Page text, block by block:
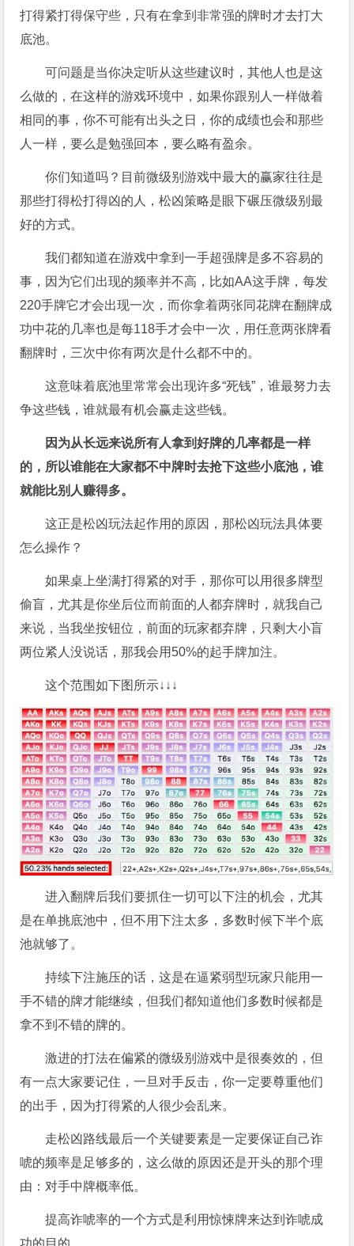
打得紧打得保守些，只有在拿到非常强的牌时才去打大
底池。
可问题是当你决定听从这些建议时，其他人也是这
么做的，在这样的游戏环境中，如果你跟别人一样做着
相同的事，你不可能有出头之日，你的成绩也会和那些
人一样，要么是勉强回本，要么略有盈余。
你们知道吗？目前微级别游戏中最大的赢家往往是
那些打得松打得凶的人，松凶策略是眼下碾压微级别最
好的方式。
我们都知道在游戏中拿到一手超强牌是多不容易的
事，因为它们出现的频率并不高，比如AA这手牌，每发
220手牌它才会出现一次，而你拿着两张同花牌在翻牌成
功中花的几率也是每118手才会中一次，用任意两张牌看
翻牌时，三次中你有两次是什么都不中的。
这意味着底池里常常会出现许多“死钱”，谁最努力去
争这些钱，谁就最有机会赢走这些钱。
因为从长远来说所有人拿到好牌的几率都是一样
的，所以谁能在大家都不中牌时去抢下这些小底池，谁
就能比别人赚得多。
这正是松凶玩法起作用的原因，那松凶玩法具体要
怎么操作？
如果桌上坐满打得紧的对手，那你可以用很多牌型
偷盲，尤其是你坐后位而前面的人都弃牌时，就我自己
来说，当我坐按钮位，前面的玩家都弃牌，只剩大小盲
两位紧人没说话，那我会用50%的起手牌加注。
这个范围如下图所示↓↓↓
进入翻牌后我们要抓住一切可以下注的机会，尤其
是在单挑底池中，但不用下注太多，多数时候下半个底
池就够了。
持续下注施压的话，这是在逼紧弱型玩家只能用一
手不错的牌才能继续，但我们都知道他们多数时候都是
拿不到不错的牌的。
激进的打法在偏紧的微级别游戏中是很奏效的，但
有一点大家要记住，一旦对手反击，你一定要尊重他们
的出手，因为打得紧的人很少会乱来。
走松凶路线最后一个关键要素是一定要保证自己诈
唬的频率是足够多的，这么做的原因还是开头的那个理
由：对手中牌概率低。
提高诈唬率的一个方式是利用惊悚牌来达到诈唬成
功的目的。